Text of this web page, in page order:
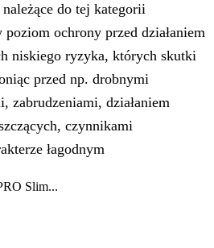
do tej kategorii
ochrony przed działaniem
niskiego ryzyka, których skutki
przed np. drobnymi
zabrudzeniami, działaniem
czynnikami
łagodnym
Slim...